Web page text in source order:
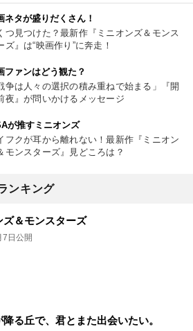
ネタが盛りだくさん！
つ見つけた？最新作『ミニオンズ＆モンス
ズ』は“映画作り”に奔走！
ファンはどう観た？
争は人々の選択の積み重ねで始まる」『開
夜』が問いかけるメッセージ
が推すミニオンズ
フクが耳から離れない！最新作『ミニオン
モンスターズ』見どころは？
ンキング
ズ＆モンスターズ
日公開
る丘で、君とまた出会いたい。